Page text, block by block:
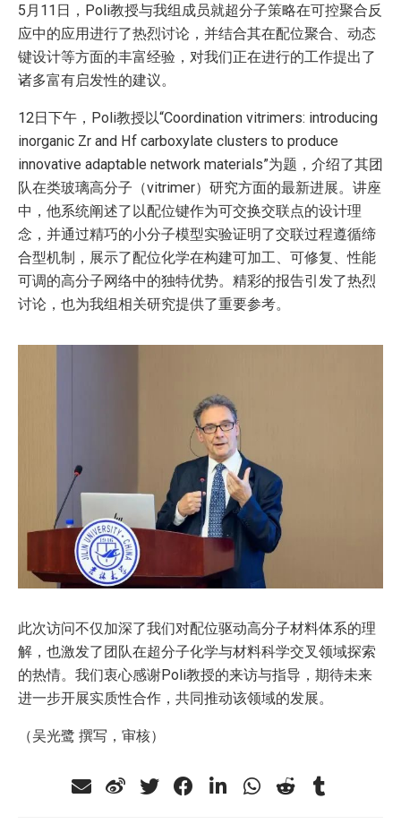
5月11日，Poli教授与我组成员就超分子策略在可控聚合反
应中的应用进行了热烈讨论，并结合其在配位聚合、动态
键设计等方面的丰富经验，对我们正在进行的工作提出了
诸多富有启发性的建议。
12日下午，Poli教授以“Coordination vitrimers: introducing
inorganic Zr and Hf carboxylate clusters to produce
innovative adaptable network materials”为题，介绍了其团
队在类玻璃高分子（vitrimer）研究方面的最新进展。讲座
中，他系统阐述了以配位键作为可交换交联点的设计理
念，并通过精巧的小分子模型实验证明了交联过程遵循缔
合型机制，展示了配位化学在构建可加工、可修复、性能
可调的高分子网络中的独特优势。精彩的报告引发了热烈
讨论，也为我组相关研究提供了重要参考。
此次访问不仅加深了我们对配位驱动高分子材料体系的理
解，也激发了团队在超分子化学与材料科学交叉领域探索
的热情。我们衷心感谢Poli教授的来访与指导，期待未来
进一步开展实质性合作，共同推动该领域的发展。
（吴光鹭 撰写，审核）